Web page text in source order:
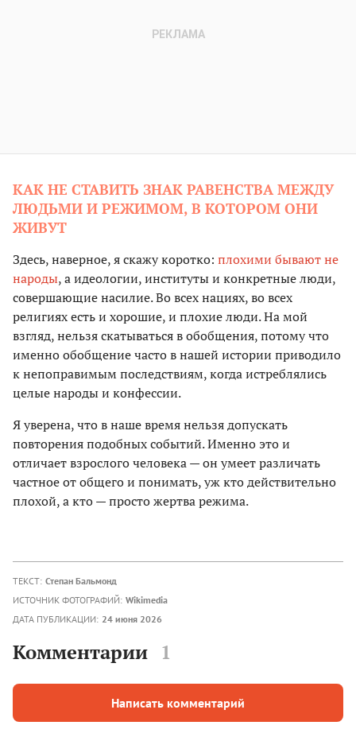
КАК НЕ СТАВИТЬ ЗНАК РАВЕНСТВА МЕЖДУ
ЛЮДЬМИ И РЕЖИМОМ, В КОТОРОМ ОНИ
ЖИВУТ
Здесь, наверное, я скажу коротко: плохими бывают не
народы, а идеологии, институты и конкретные люди,
совершающие насилие. Во всех нациях, во всех
религиях есть и хорошие, и плохие люди. На мой
взгляд, нельзя скатываться в обобщения, потому что
именно обобщение часто в нашей истории приводило
к непоправимым последствиям, когда истреблялись
целые народы и конфессии.
Я уверена, что в наше время нельзя допускать
повторения подобных событий. Именно это и
отличает взрослого человека — он умеет различать
частное от общего и понимать, уж кто действительно
плохой, а кто — просто жертва режима.
ТЕКСТ: Степан Бальмонд
ИСТОЧНИК ФОТОГРАФИЙ: Wikimedia
ДАТА ПУБЛИКАЦИИ: 24 июня 2026
Комментарии 1
Написать комментарий